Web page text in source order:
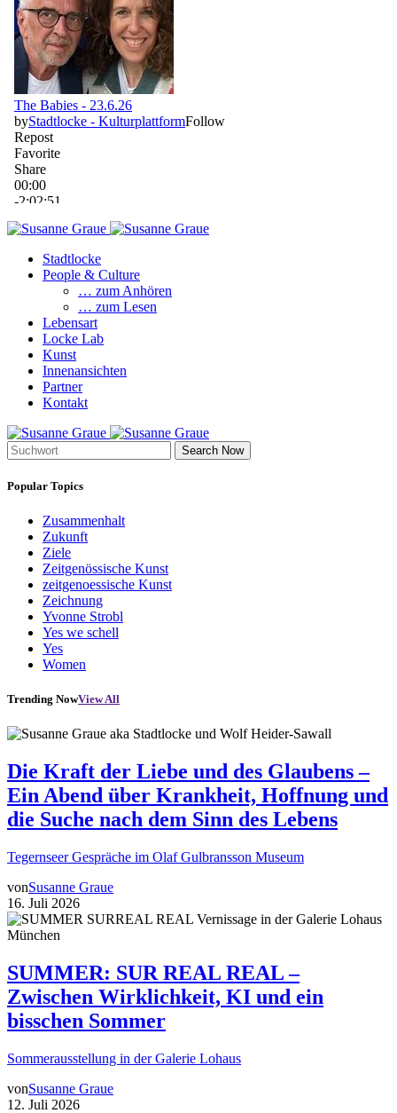
Stadtlocke
People & Culture
… zum Anhören
… zum Lesen
Lebensart
Locke Lab
Kunst
Innenansichten
Partner
Kontakt
Search Now
Popular Topics
Zusammenhalt
Zukunft
Ziele
Zeitgenössische Kunst
zeitgenoessische Kunst
Zeichnung
Yvonne Strobl
Yes we schell
Yes
Women
Trending NowView All
Die Kraft der Liebe und des Glaubens –
Ein Abend über Krankheit, Hoffnung und
die Suche nach dem Sinn des Lebens
Tegernseer Gespräche im Olaf Gulbransson Museum
vonSusanne Graue
16. Juli 2026
SUMMER: SUR REAL REAL –
Zwischen Wirklichkeit, KI und ein
bisschen Sommer
Sommerausstellung in der Galerie Lohaus
vonSusanne Graue
12. Juli 2026